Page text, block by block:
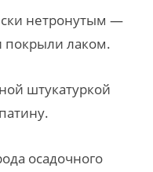
нетронутым —
лаком.
штукатуркой
осадочного